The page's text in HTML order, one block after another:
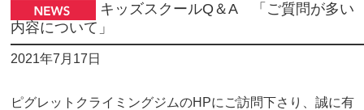
キッズスクールQ＆A 「ご質問が多い
内容について」
2021年7月17日
ピグレットクライミングジムのHPにご訪問下さり、誠に有